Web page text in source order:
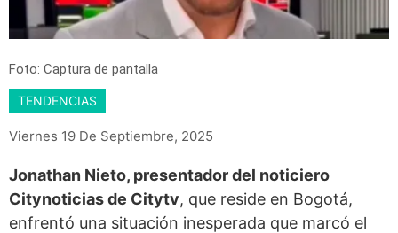
Foto: Captura de pantalla
TENDENCIAS
Viernes 19 De Septiembre, 2025
Jonathan Nieto, presentador del noticiero
Citynoticias de Citytv, que reside en Bogotá,
enfrentó una situación inesperada que marcó el